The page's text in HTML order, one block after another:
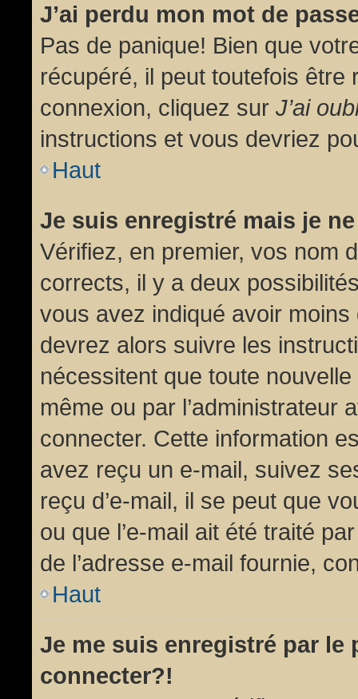
J’ai perdu mon mot de
Pas de panique! Bien que
récupéré, il peut toutefois être
connexion, cliquez sur J’ai
instructions et vous devriez
Haut
Je suis enregistré mais je
Vérifiez, en premier, vos nom
corrects, il y a deux
vous avez indiqué avoir
devrez alors suivre les
nécessitent que toute
même ou par l’administrateur
connecter. Cette information
avez reçu un e-mail, suivez
reçu d’e-mail, il se peut que
ou que l’e-mail ait été traité
de l’adresse e-mail fournie,
Haut
Je me suis enregistré par le
connecter?!